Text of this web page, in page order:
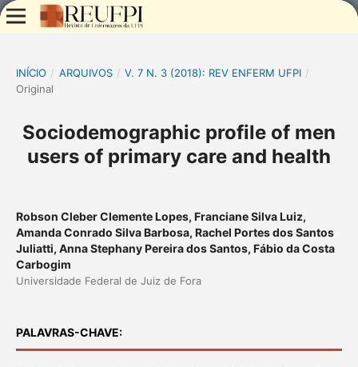
INÍCIO / ARQUIVOS / V. 7 N. 3 (2018): REV ENFERM UFPI /
Original
Sociodemographic profile of men
users of primary care and health
Robson Cleber Clemente Lopes, Franciane Silva Luiz,
Amanda Conrado Silva Barbosa, Rachel Portes dos Santos
Juliatti, Anna Stephany Pereira dos Santos, Fábio da Costa
Carbogim
Universidade Federal de Juiz de Fora
PALAVRAS-CHAVE: